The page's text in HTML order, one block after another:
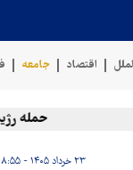
اقتصاد جامعه
حمله رژیم
۲۳ خرداد ۱۴۰۵ - ۱۸:۵۵